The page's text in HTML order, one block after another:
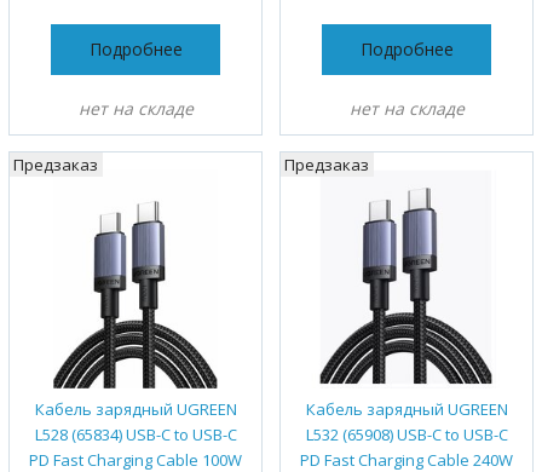
Подробнее
нет на складе
Подробнее
нет на складе
Кабель зарядный UGREEN
L528 (65834) USB-C to USB-C
PD Fast Charging Cable 100W
Предзаказ
Кабель зарядный UGREEN
L532 (65908) USB-C to USB-C
PD Fast Charging Cable 240W
Предзаказ